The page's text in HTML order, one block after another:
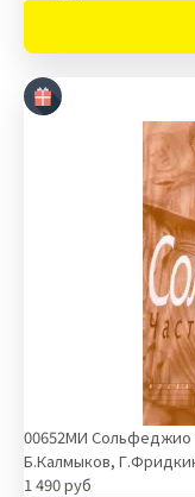
00652МИ Сольфеджио
Б.Калмыков,
1 490 руб